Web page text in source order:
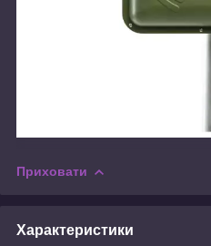
Приховати
Характеристики